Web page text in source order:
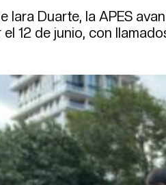
Iara Duarte, la APES
12 de junio, con